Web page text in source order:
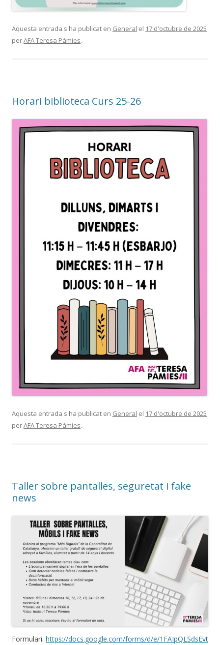
Aquesta entrada s'ha publicat en General el 17 d'octubre de 2025
perAFA Teresa Pàmies.
Horari biblioteca Curs 25-26
Aquesta entrada s'ha publicat en General el 17 d'octubre de 2025
perAFA Teresa Pàmies.
Taller sobre pantalles, seguretat i fake
news
Formulari: https://docs.google.com/forms/d/e/1FAIpQLSdsEvt